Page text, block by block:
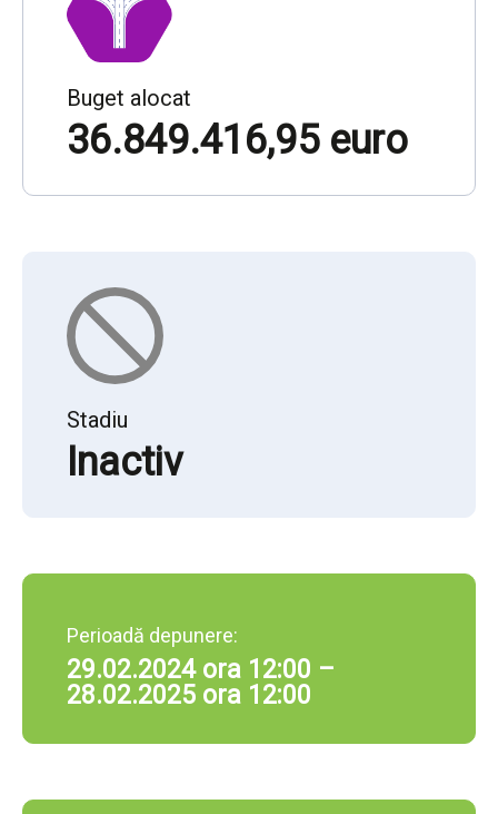
Buget alocat
36.849.416,95 euro
Stadiu
Inactiv
Perioadă depunere:
29.02.2024 ora 12:00 –
28.02.2025 ora 12:00